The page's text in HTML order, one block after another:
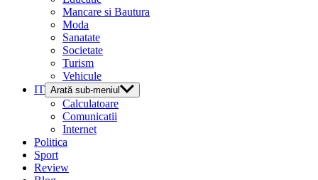
Mancare si Bautura
Moda
Sanatate
Societate
Turism
Vehicule
IT Arată sub-meniul
Calculatoare
Comunicatii
Internet
Politica
Sport
Review